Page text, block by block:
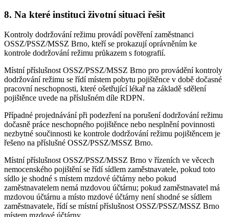
8. Na které instituci životní situaci řešit
Kontroly dodržování režimu provádí pověření zaměstnanci
OSSZ/PSSZ/MSSZ Brno, kteří se prokazují oprávněním ke
kontrole dodržování režimu průkazem s fotografií.
Místní příslušnost OSSZ/PSSZ/MSSZ Brno pro provádění kontroly
dodržování režimu se řídí místem pobytu pojištěnce v době dočasné
pracovní neschopnosti, které ošetřující lékař na základě sdělení
pojištěnce uvede na příslušném díle RDPN.
Případné projednávání při podezření na porušení dodržování režimu
dočasně práce neschopného pojištěnce nebo nesplnění povinnosti
nezbytné součinnosti ke kontrole dodržování režimu pojištěncem je
řešeno na příslušné OSSZ/PSSZ/MSSZ Brno.
Místní příslušnost OSSZ/PSSZ/MSSZ Brno v řízeních ve věcech
nemocenského pojištění se řídí sídlem zaměstnavatele, pokud toto
sídlo je shodné s místem mzdové účtárny nebo pokud
zaměstnavatelem nemá mzdovou účtárnu; pokud zaměstnavatel má
mzdovou účtárnu a místo mzdové účtárny není shodné se sídlem
zaměstnavatele, řídí se místní příslušnost OSSZ/PSSZ/MSSZ Brno
místem mzdové účtárny.